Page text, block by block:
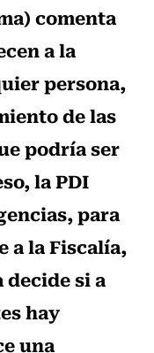
comenta
a la
persona,
de las
podría ser
la PDI
para
a la Fiscalía,
decide si a
hay
una